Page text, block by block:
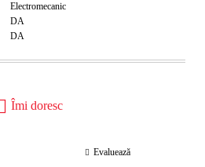
Electromecanic
DA
DA
Îmi doresc
Evaluează